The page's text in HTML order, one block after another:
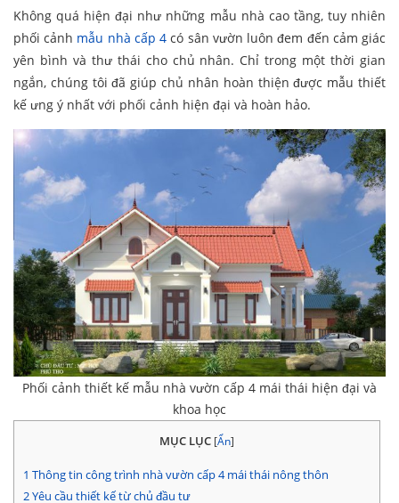
Không quá hiện đại như những mẫu nhà cao tầng, tuy nhiên
phối cảnh mẫu nhà cấp 4 có sân vườn luôn đem đến cảm giác
yên bình và thư thái cho chủ nhân. Chỉ trong một thời gian
ngắn, chúng tôi đã giúp chủ nhân hoàn thiện được mẫu thiết
kế ưng ý nhất với phối cảnh hiện đại và hoàn hảo.
Phối cảnh thiết kế mẫu nhà vườn cấp 4 mái thái hiện đại và
khoa học
MỤC LỤC [Ẩn]
1 Thông tin công trình nhà vườn cấp 4 mái thái nông thôn
2Yêu cầu thiết kế từ chủ đầu tư